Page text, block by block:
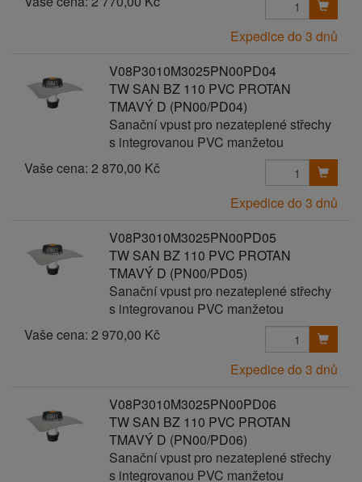
Expedice do 3 dnů
V08P3010M3025PN00PD04
TW SAN BZ 110 PVC PROTAN
TMAVÝ D (PN00/PD04)
Sanační vpust pro nezateplené střechy
s integrovanou PVC manžetou
Vaše cena: 2 870,00 Kč
Expedice do 3 dnů
V08P3010M3025PN00PD05
TW SAN BZ 110 PVC PROTAN
TMAVÝ D (PN00/PD05)
Sanační vpust pro nezateplené střechy
s integrovanou PVC manžetou
Vaše cena: 2 970,00 Kč
Expedice do 3 dnů
V08P3010M3025PN00PD06
TW SAN BZ 110 PVC PROTAN
TMAVÝ D (PN00/PD06)
Sanační vpust pro nezateplené střechy
s integrovanou PVC manžetou